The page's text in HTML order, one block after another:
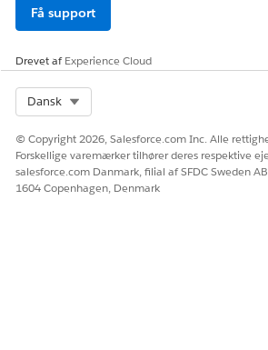
Få support
Drevet afExperience Cloud
Dansk
© Copyright 2026, Salesforce.com Inc. Alle
Forskellige varemærker tilhører deres respektive
salesforce.com Danmark, filial af SFDC Sweden
1604 Copenhagen, Denmark